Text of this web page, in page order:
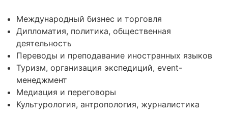
Международный бизнес и торговля
Дипломатия, политика, общественная
деятельность
Переводы и преподавание иностранных языков
Туризм, организация экспедиций, event-
менеджмент
Медиация и переговоры
Культурология, антропология, журналистика